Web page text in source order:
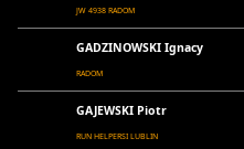
JW 4938 RADOM
GADZINOWSKI Ignacy
RADOM
GAJEWSKI Piotr
RUN HELPERSI LUBLIN